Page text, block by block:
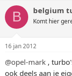
B belgium
Komt hier
16 jan 2012
@opel-mark ,
ook deels aan je